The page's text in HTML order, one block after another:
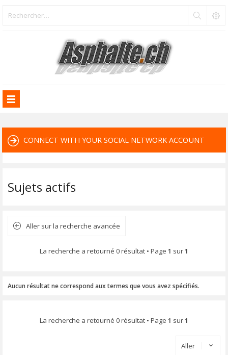
CONNECT WITH YOUR SOCIAL NETWORK ACCOUNT
Sujets actifs
Aller sur la recherche avancée
La recherche a retourné 0 résultat • Page 1 sur1
Aucun résultat ne correspond aux termes que vous avez spécifiés.
La recherche a retourné 0 résultat • Page 1 sur1
Aller